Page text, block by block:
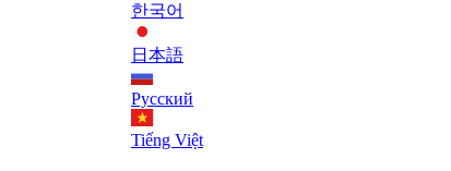
한국어
日本語
Русский
Tiếng Việt